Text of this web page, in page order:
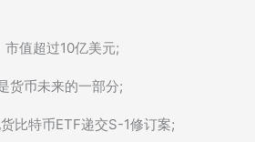
市值超过10亿美元;
货币未来的一部分;
比特币ETF递交S-1修订案;